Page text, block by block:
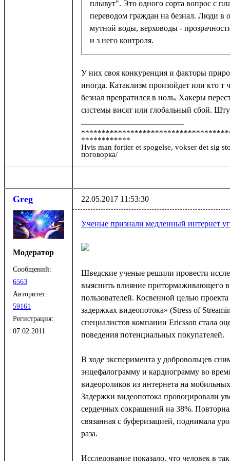
плывут". Это одного сорта вопрос с
переводом граждан на безнал. Люди в
мутной воды, верховоды -
и з него контроля.
У них своя конкуренция и факторы
иногда. Катаклизм произойдет или кто т
безнал превратился в ноль. Хакеры
системы висят или глобальный сбой.
************
Hvis man fortier et spogelse, vokser det sig
поговорка/
Greg
Модератор
Сообщений:
6563
Авторитет:
59161
Регистрация:
07.02.2011
22.05.2017 11:53:30
Ученые признали медленный интернет
Шведские ученые решили провести
выяснить влияние притормаживающего
пользователей. Косвенной целью
задержках видеопотока» (Stress of
специалистов компании Ericsson стала
поведения потенциальных покупателей.
В ходе эксперимента у добровольцев
энцефалограмму и кардиограмму во
видеороликов из интернета на
Задержки видеопотока провоцировали
сердечных сокращений на 38%.
связанная с буферизацией, поднимала
раза.
Исследование показало, что человек в